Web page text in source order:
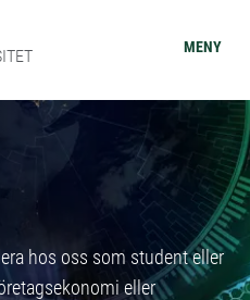
MENY
hos oss som student eller
eller